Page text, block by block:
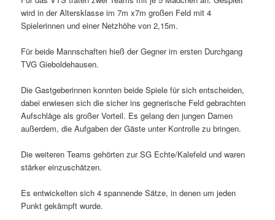
wird in der Altersklasse im 7m x7m großen Feld mit 4
Spielerinnen und einer Netzhöhe von 2,15m.
Für beide Mannschaften hieß der Gegner im ersten Durchgang
TVG Gieboldehausen.
Die Gastgeberinnen konnten beide Spiele für sich entscheiden,
dabei erwiesen sich die sicher ins gegnerische Feld gebrachten
Aufschläge als großer Vorteil. Es gelang den jungen Damen
außerdem, die Aufgaben der Gäste unter Kontrolle zu bringen.
Die weiteren Teams gehörten zur SG Echte/Kalefeld und waren
stärker einzuschätzen.
Es entwickelten sich 4 spannende Sätze, in denen um jeden
Punkt gekämpft wurde.